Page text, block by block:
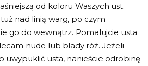
od koloru Waszych ust.
nad linią warg, po czym
go do wewnątrz. Pomalujcie usta
nude lub blady róż. Jeżeli
uwypuklić usta, nanieście odrobinę